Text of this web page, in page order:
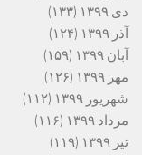
دی ۱۳۹۹
(۱۳۳)
آذر ۱۳۹۹
(۱۲۴)
آبان ۱۳۹۹
(۱۵۹)
مهر ۱۳۹۹
(۱۲۶)
شهریور ۱۳۹۹
(۱۱۲)
مرداد ۱۳۹۹
(۱۱۶)
تیر ۱۳۹۹
(۱۱۹)